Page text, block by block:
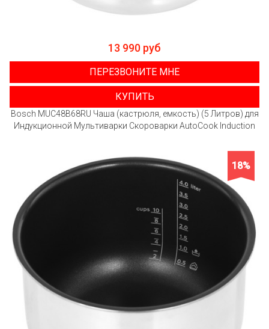
13 990 руб
ПЕРЕЗВОНИТЕ МНЕ
КУПИТЬ
Bosch MUC48B68RU Чаша (кастрюля, емкость) (5 Литров) для
Индукционной Мультиварки Скороварки AutoCook Induction
18%